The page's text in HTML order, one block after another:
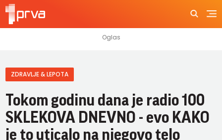
ZDRAVLJE & LEPOTA
Tokom godinu dana je radio 100
SKLEKOVA DNEVNO - evo KAKO
je to uticalo na njegovo telo